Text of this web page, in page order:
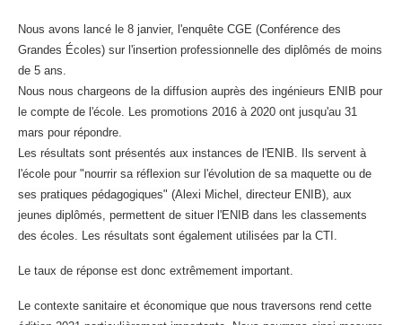
Nous avons lancé le 8 janvier, l'enquête CGE (Conférence des
Grandes Écoles) sur l'insertion professionnelle des diplômés de moins
de 5 ans.
Nous nous chargeons de la diffusion auprès des ingénieurs ENIB pour
le compte de l'école. Les promotions 2016 à 2020 ont jusqu'au 31
mars pour répondre.
Les résultats sont présentés aux instances de l'ENIB. Ils servent à
l'école pour "nourrir sa réflexion sur l'évolution de sa maquette ou de
ses pratiques pédagogiques" (Alexi Michel, directeur ENIB), aux
jeunes diplômés, permettent de situer l'ENIB dans les classements
des écoles. Les résultats sont également utilisées par la CTI.
Le taux de réponse est donc extrêmement important.
Le contexte sanitaire et économique que nous traversons rend cette